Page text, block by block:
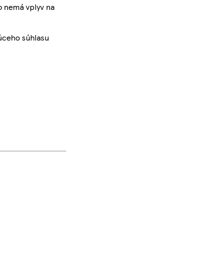
vplyv na
súhlasu